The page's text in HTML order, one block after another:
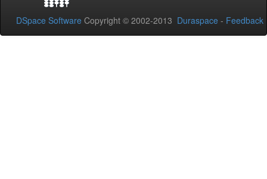
DSpace Software Copyright © 2002-2013 Duraspace - Feedback